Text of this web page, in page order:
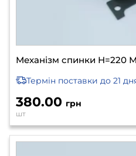
Механізм спинки Н=220
Термін поставки до 21
380.00 грн
шт